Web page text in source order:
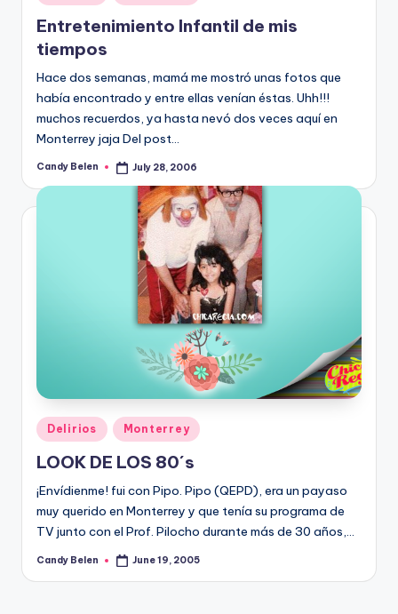
in
Entretenimiento Infantil de mis
tiempos
Hace dos semanas, mamá me mostró unas fotos que
habí­a encontrado y entre ellas vení­an éstas. Uhh!!!
muchos recuerdos, ya hasta nevó dos veces aquí­ en
Monterrey jaja Del post…
Posted
Candy Belen July 28, 2006
Posted
in
Delirios Monterrey
LOOK DE LOS 80´s
¡Enví­dienme! fui con Pipo. Pipo (QEPD), era un payaso
muy querido en Monterrey y que tení­a su programa de
TV junto con el Prof. Pilocho durante más de 30 años,…
Posted
Candy Belen June 19, 2005